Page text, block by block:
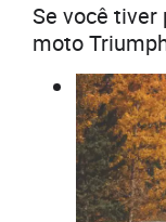
Se você tiver
moto